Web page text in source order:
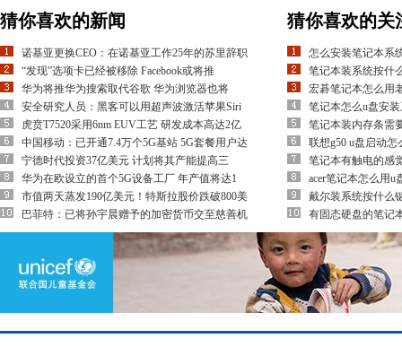
猜你喜欢的新闻
诺基亚更换CEO：在诺基亚工作25年的苏里辞职
“发现”选项卡已经被移除 Facebook或将推
华为将推华为搜索取代谷歌 华为浏览器也将
安全研究人员：黑客可以用超声波激活苹果Siri
虎贲T7520采用6nm EUV工艺 研发成本高达2亿
中国移动：已开通7.4万个5G基站 5G套餐用户达
宁德时代投资37亿美元 计划将其产能提高三
华为在欧设立的首个5G设备工厂 年产值将达1
市值两天蒸发190亿美元！特斯拉股价跌破800美
巴菲特：已将孙宇晨赠予的加密货币交至慈善机
猜你喜欢的关
怎么安装笔记本系
笔记本装系统按什
宏碁笔记本怎么用
笔记本怎么u盘安
笔记本装内存条需
联想g50 u盘启动
笔记本有触电的感
acer笔记本怎么用u
戴尔装系统按什么
有固态硬盘的笔记